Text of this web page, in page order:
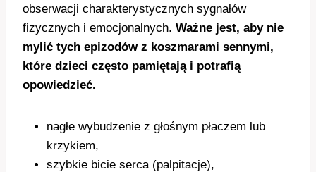
obserwacji charakterystycznych sygnałów
fizycznych i emocjonalnych. Ważne jest, aby nie
mylić tych epizodów z koszmarami sennymi,
które dzieci często pamiętają i potrafią
opowiedzieć.
nagłe wybudzenie z głośnym płaczem lub
krzykiem,
szybkie bicie serca (palpitacje),